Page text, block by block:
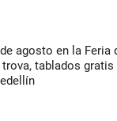
agosto en la Feria
trova, tablados